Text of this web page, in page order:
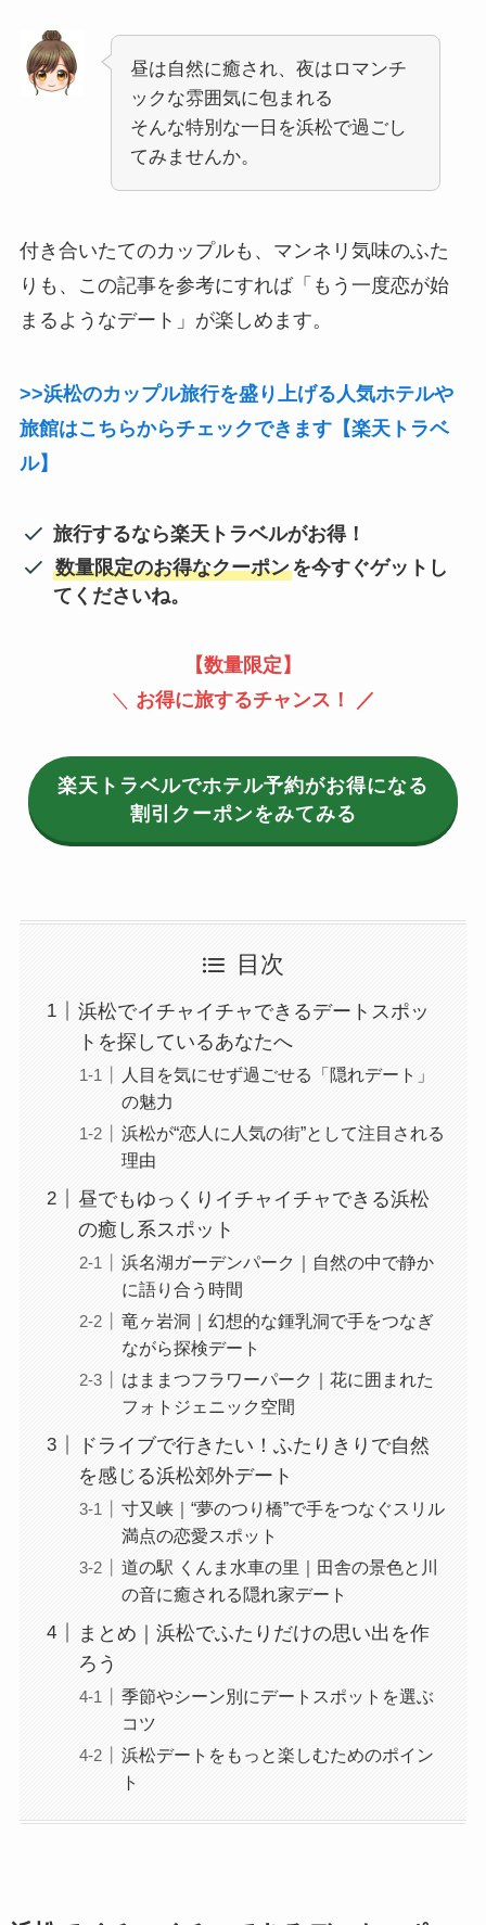
昼は自然に癒され、夜はロマンチ
ックな雰囲気に包まれる
そんな特別な一日を浜松で過ごし
てみませんか。
付き合いたてのカップルも、マンネリ気味のふた
りも、この記事を参考にすれば「もう一度恋が始
まるようなデート」が楽しめます。
>>浜松のカップル旅行を盛り上げる人気ホテルや
旅館はこちらからチェックできます【楽天トラベ
ル】
旅行するなら楽天トラベルがお得！
数量限定のお得なクーポンを今すぐゲットし
てくださいね。
【数量限定】
＼ お得に旅するチャンス！ ／
楽天トラベルでホテル予約がお得になる
割引クーポンをみてみる
目次
浜松でイチャイチャできるデートスポッ
トを探しているあなたへ
人目を気にせず過ごせる「隠れデート」
の魅力
浜松が“恋人に人気の街”として注目される
理由
昼でもゆっくりイチャイチャできる浜松
の癒し系スポット
浜名湖ガーデンパーク｜自然の中で静か
に語り合う時間
竜ヶ岩洞｜幻想的な鍾乳洞で手をつなぎ
ながら探検デート
はままつフラワーパーク｜花に囲まれた
フォトジェニック空間
ドライブで行きたい！ふたりきりで自然
を感じる浜松郊外デート
寸又峡｜“夢のつり橋”で手をつなぐスリル
満点の恋愛スポット
道の駅 くんま水車の里｜田舎の景色と川
の音に癒される隠れ家デート
まとめ｜浜松でふたりだけの思い出を作
ろう
季節やシーン別にデートスポットを選ぶ
コツ
浜松デートをもっと楽しむためのポイン
ト